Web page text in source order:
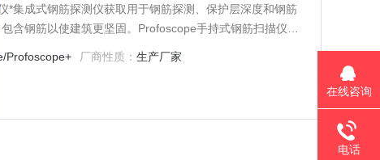
*集成式钢筋探测仪获取用于钢筋探测、保护层深度和钢筋
含钢筋以使建筑更坚固。Profoscope手持式钢筋扫描仪是
的深度。此仪器还可以评估钢筋直径。它 具有*的实时钢
Profoscope+ 厂商性质：生产厂家
在线咨询
电话